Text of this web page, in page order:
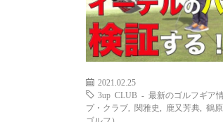
2021.02.25
3up CLUB - 最新のゴルフギア
プ・クラブ
関雅史 鹿又芳典 鶴
ゴルフ）